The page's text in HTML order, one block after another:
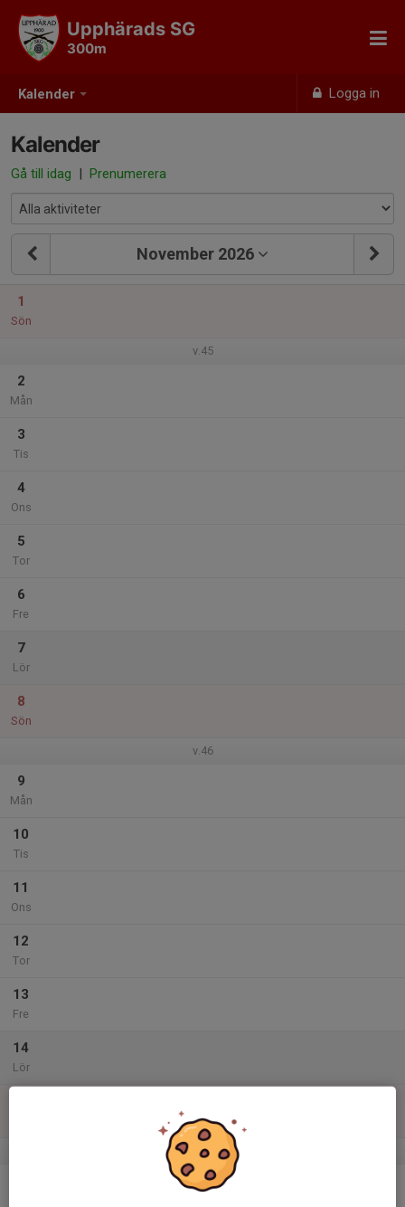
Kalender Logga in
Upphärads SG
300m
Kalender
Gå till idag | Prenumerera
November 2026
1
Sön
v.45
2
Mån
3
Tis
4
Ons
5
Tor
6
Fre
7
Lör
8
Sön
v.46
9
Mån
10
Tis
11
Ons
12
Tor
13
Fre
14
Lör
v.47